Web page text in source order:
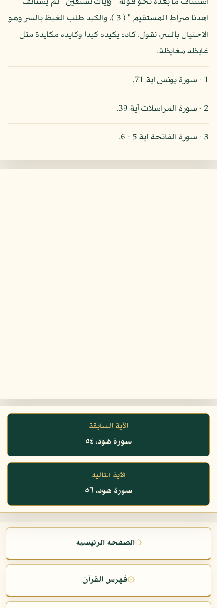
اهدنا صراط المستقيم " ( 3 ). والكيد طلب الغيظ بالسر وهو
الاحتيال بالسر، تقول: كاده يكيده كيدا وكايده مكايدة مثل
غايظه مغايظة.
1 - سورة يونس آية 71.
2 - سورة المراسلات آية 39.
3 - سورة الفاتحة اية 5 - 6.
الآية السابقة
سورة هود، ٥٤
الآية التالية
سورة هود، ٥٦
۞الصفحة الرئيسية
۞فهرس القرآن